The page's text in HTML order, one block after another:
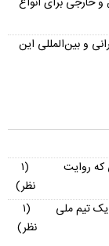
و بین‌المللی این
که روایت
(۱
نظر)
یک تیم ملی
(۱
نظر)